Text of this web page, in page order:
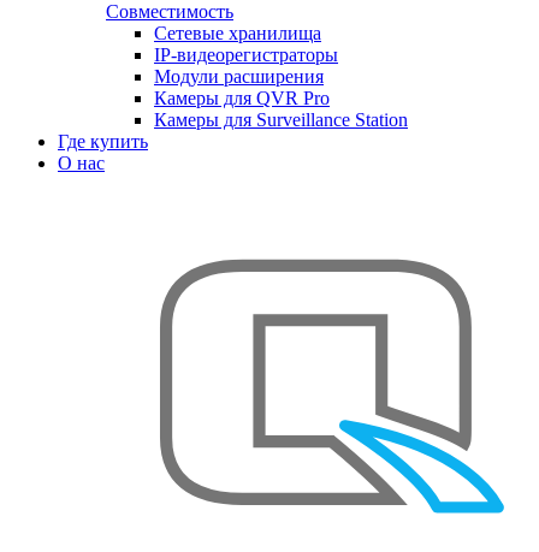
Совместимость
Сетевые хранилища
IP-видеорегистраторы
Модули расширения
Камеры для QVR Pro
Камеры для Surveillance Station
Где купить
О нас